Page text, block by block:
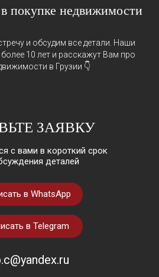
покупке недвижимости
и обсудим все детали. Наши
10 лет и расскажут Вам про
в Грузии 👇
ЗАЯВКУ
с вами в короткий срок
деталей
в WhatsApp
в Telegram